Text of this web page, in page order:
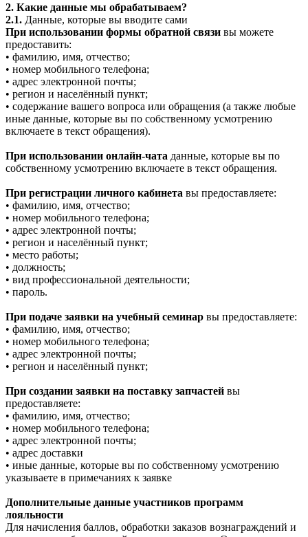
2. Какие данные мы обрабатываем?
2.1. Данные, которые вы вводите сами
При использовании формы обратной связи вы можете
предоставить:
• фамилию, имя, отчество;
• номер мобильного телефона;
• адрес электронной почты;
• регион и населённый пункт;
• содержание вашего вопроса или обращения (а также любые
иные данные, которые вы по собственному усмотрению
включаете в текст обращения).
При использовании онлайн-чата данные, которые вы по
собственному усмотрению включаете в текст обращения.
При регистрации личного кабинета вы предоставляете:
• фамилию, имя, отчество;
• номер мобильного телефона;
• адрес электронной почты;
• регион и населённый пункт;
• место работы;
• должность;
• вид профессиональной деятельности;
• пароль.
При подаче заявки на учебный семинар вы предоставляете:
• фамилию, имя, отчество;
• номер мобильного телефона;
• адрес электронной почты;
• регион и населённый пункт;
При создании заявки на поставку запчастей вы
предоставляете:
• фамилию, имя, отчество;
• номер мобильного телефона;
• адрес электронной почты;
• адрес доставки
• иные данные, которые вы по собственному усмотрению
указываете в примечаниях к заявке
Дополнительные данные участников программ
лояльности
Для начисления баллов, обработки заказов вознаграждений и